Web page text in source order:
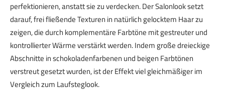
perfektionieren, anstatt sie zu verdecken. Der Salonlook setzt
darauf, frei fließende Texturen in natürlich gelocktem Haar zu
zeigen, die durch komplementäre Farbtöne mit gestreuter und
kontrollierter Wärme verstärkt werden. Indem große dreieckige
Abschnitte in schokoladenfarbenen und beigen Farbtönen
verstreut gesetzt wurden, ist der Effekt viel gleichmäßiger im
Vergleich zum Laufsteglook.